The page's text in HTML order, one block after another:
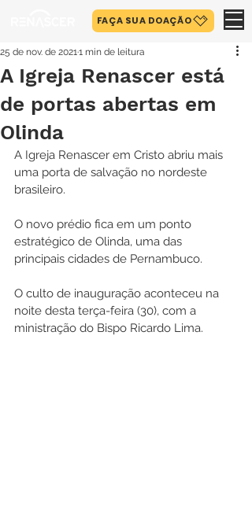
FAÇA SUA DOAÇÃO
A Igreja Renascer está
de portas abertas em
Olinda
25 de nov. de 20211 min de leitura
A Igreja Renascer em Cristo abriu mais
uma porta de salvação no nordeste
brasileiro.
O novo prédio fica em um ponto
estratégico de Olinda, uma das
principais cidades de Pernambuco.
O culto de inauguração aconteceu na
noite desta terça-feira (30), com a
ministração do Bispo Ricardo Lima.